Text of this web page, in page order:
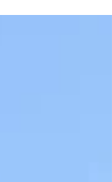
mayores:
en el mar La